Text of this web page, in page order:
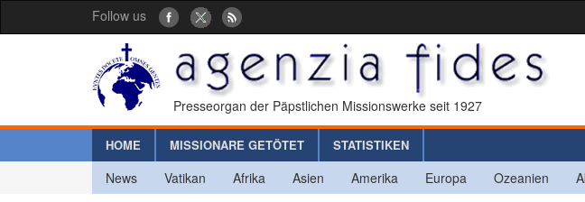
Follow us
Presseorgan der Päpstlichen Missionswerke seit 1927
HOME MISSIONARE GETÖTET STATISTIKEN
News Vatikan Afrika Asien Amerika Europa Ozeanien